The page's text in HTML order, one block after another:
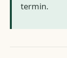
termin.